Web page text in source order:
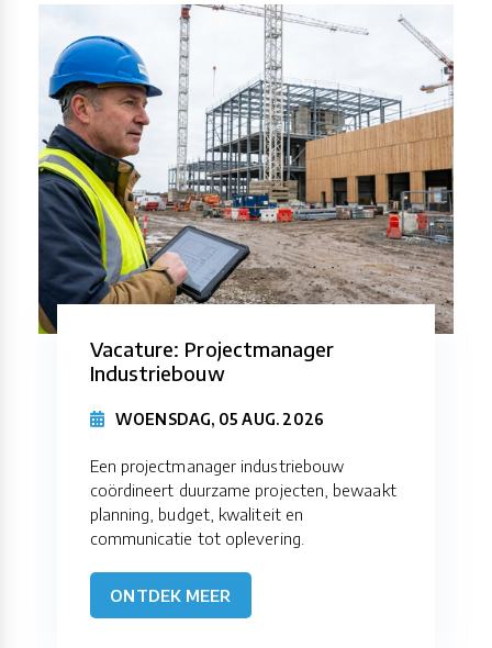
Vacature: Projectmanager
Industriebouw
WOENSDAG, 05 AUG. 2026
Een projectmanager industriebouw
coördineert duurzame projecten, bewaakt
planning, budget, kwaliteit en
communicatie tot oplevering.
ONTDEK MEER